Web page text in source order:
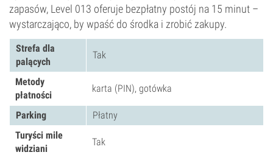
zapasów, Level 013 oferuje bezpłatny postój na 15 minut –
wystarczająco, by wpaść do środka i zrobić zakupy.
Strefa dla
palących
Tak
Metody
płatności
karta (PIN), gotówka
Parking
Płatny
Turyści mile
widziani
Tak